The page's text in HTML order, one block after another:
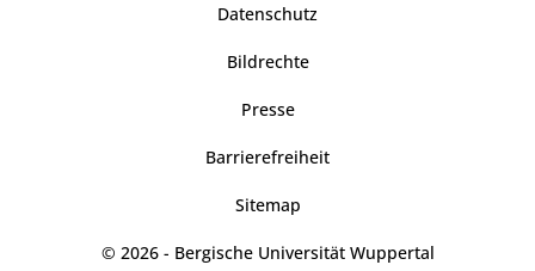
Datenschutz
Bildrechte
Presse
Barrierefreiheit
Sitemap
© 2026 - Bergische Universität Wuppertal